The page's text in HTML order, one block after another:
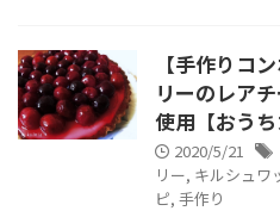
【手作りコ
リーのレア
使用【おうち
2020/5/21
リー, キルシュワ
ピ, 手作り